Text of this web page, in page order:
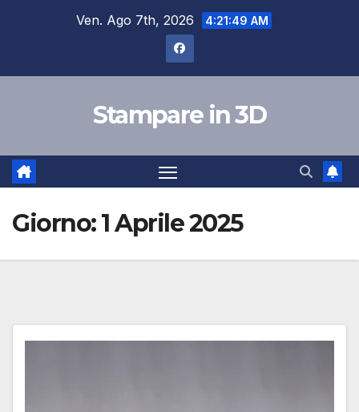
Ven. Ago 7th, 2026 4:21:50 AM
Stampare in 3D
Giorno:1 Aprile 2025